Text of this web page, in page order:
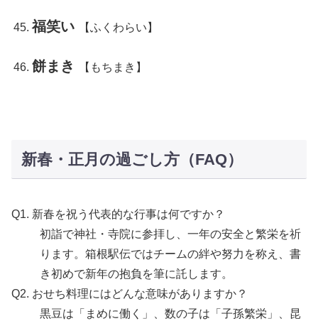
福笑い 【ふくわらい】
餅まき 【もちまき】
新春・正月の過ごし方（FAQ）
Q1. 新春を祝う代表的な行事は何ですか？
初詣で神社・寺院に参拝し、一年の安全と繁栄を祈
ります。箱根駅伝ではチームの絆や努力を称え、書
き初めで新年の抱負を筆に託します。
Q2. おせち料理にはどんな意味がありますか？
黒豆は「まめに働く」、数の子は「子孫繁栄」、昆